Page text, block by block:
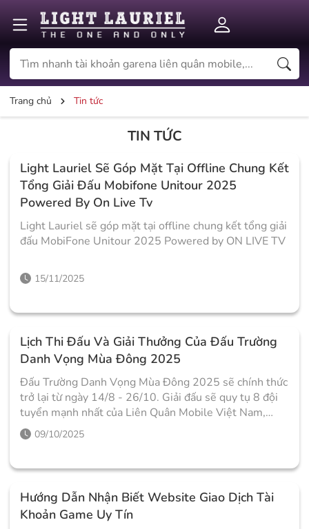
Trang chủ Tin tức
TIN TỨC
Light Lauriel Sẽ Góp Mặt Tại Offline Chung Kết
Tổng Giải Đấu Mobifone Unitour 2025
Powered By On Live Tv
Light Lauriel sẽ góp mặt tại offline chung kết tổng giải
đấu MobiFone Unitour 2025 Powered by ON LIVE TV
15/11/2025
Lịch Thi Đấu Và Giải Thưởng Của Đấu Trường
Danh Vọng Mùa Đông 2025
Đấu Trường Danh Vọng Mùa Đông 2025 sẽ chính thức
trở lại từ ngày 14/8 - 26/10. Giải đấu sẽ quy tụ 8 đội
tuyển mạnh nhất của Liên Quân Mobile Việt Nam,
cạnh tranh để giành lấy 6 tỷ đồng tiền thưởng cùng
tấm vé tham dự giải đấu quốc tế AIC 2025.
09/10/2025
Hướng Dẫn Nhận Biết Website Giao Dịch Tài
Khoản Game Uy Tín